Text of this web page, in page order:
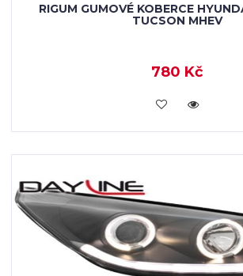
RIGUM GUMOVÉ KOBERCE
TUCSON MHEV
780 Kč
KOUPIT